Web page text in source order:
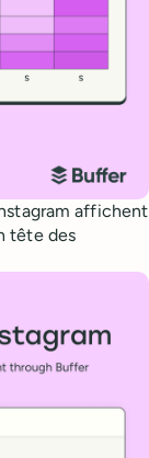
affichent
tête des